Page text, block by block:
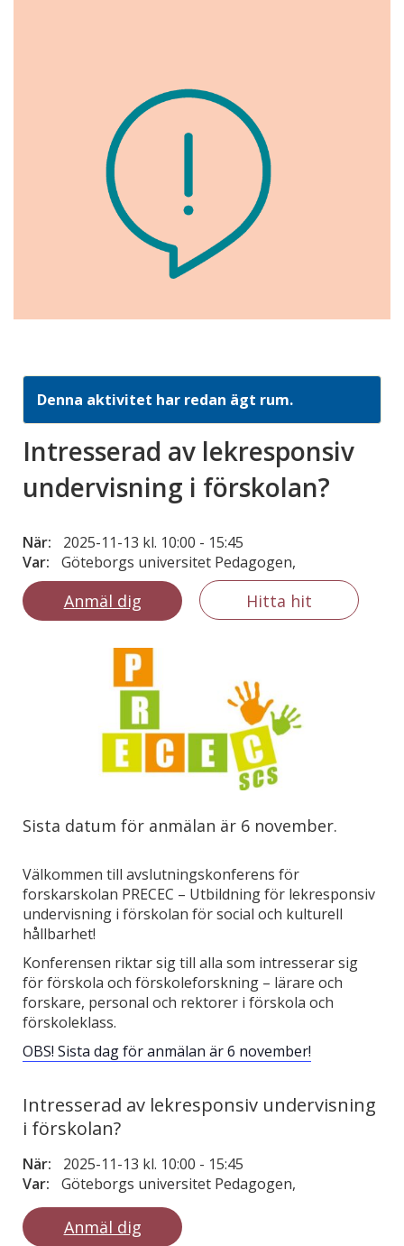
Denna aktivitet har redan ägt rum.
Intresserad av lekresponsiv
undervisning i förskolan?
När: 2025-11-13 kl. 10:00 - 15:45
Var:
Göteborgs universitet Pedagogen,
Anmäl dig Hitta hit
Sista datum för anmälan är 6 november.
Välkommen till avslutningskonferens för
forskarskolan PRECEC – Utbildning för lekresponsiv
undervisning i förskolan för social och kulturell
hållbarhet!
Konferensen riktar sig till alla som intresserar sig
för förskola och förskoleforskning – lärare och
forskare, personal och rektorer i förskola och
förskoleklass.
OBS! Sista dag för anmälan är 6 november!
Intresserad av lekresponsiv undervisning
i förskolan?
När: 2025-11-13 kl. 10:00 - 15:45
Var:
Göteborgs universitet Pedagogen,
Anmäl dig